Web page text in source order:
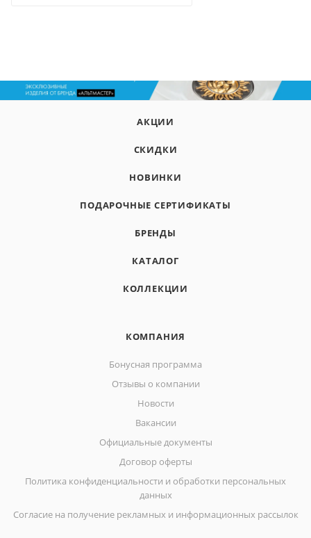
АКЦИИ
СКИДКИ
НОВИНКИ
ПОДАРОЧНЫЕ СЕРТИФИКАТЫ
БРЕНДЫ
КАТАЛОГ
КОЛЛЕКЦИИ
КОМПАНИЯ
Бонусная программа
Отзывы о компании
Новости
Вакансии
Официальные документы
Договор оферты
Политика конфиденциальности и обработки персональных
данных
Согласие на получение рекламных и информационных рассылок